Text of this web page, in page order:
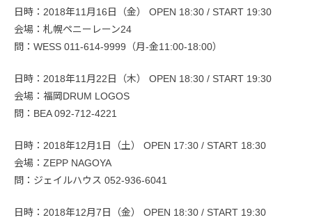
日時：2018年11月16日（金） OPEN 18:30 / START 19:30
会場：札幌ペニーレーン24
問：WESS 011-614-9999（月-金11:00-18:00）
日時：2018年11月22日（木） OPEN 18:30 / START 19:30
会場：福岡DRUM LOGOS
問：BEA 092-712-4221
日時：2018年12月1日（土） OPEN 17:30 / START 18:30
会場：ZEPP NAGOYA
問：ジェイルハウス 052-936-6041
日時：2018年12月7日（金） OPEN 18:30 / START 19:30